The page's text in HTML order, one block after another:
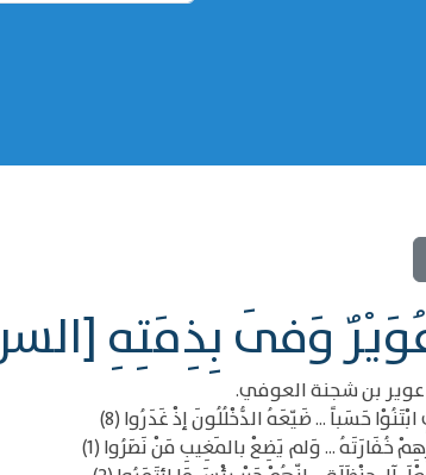
وَفَى بِذِمَتِهِ
عوير بن شجنة العوفي.
حَسَباً ... ضَيّعَهُ الدُّخْلُلُونَ إذْ غَدَرُوا (8)
خُفَارَتَهُ ... وَلم يَضِعْ بالمَغِيبِ مَنْ نَصَرُوا (1)